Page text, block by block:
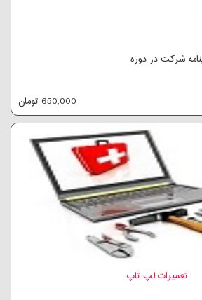
شرکت در دوره
650,000 تومان
تعمیرات لپ تاپ